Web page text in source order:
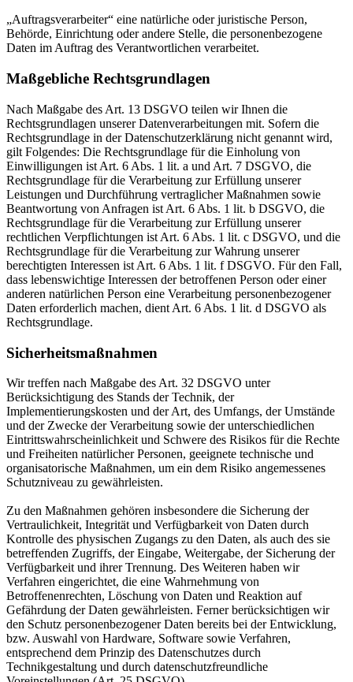
„Auftragsverarbeiter“ eine natürliche oder juristische Person,
Behörde, Einrichtung oder andere Stelle, die personenbezogene
Daten im Auftrag des Verantwortlichen verarbeitet.
Maßgebliche Rechtsgrundlagen
Nach Maßgabe des Art. 13 DSGVO teilen wir Ihnen die
Rechtsgrundlagen unserer Datenverarbeitungen mit. Sofern die
Rechtsgrundlage in der Datenschutzerklärung nicht genannt wird,
gilt Folgendes: Die Rechtsgrundlage für die Einholung von
Einwilligungen ist Art. 6 Abs. 1 lit. a und Art. 7 DSGVO, die
Rechtsgrundlage für die Verarbeitung zur Erfüllung unserer
Leistungen und Durchführung vertraglicher Maßnahmen sowie
Beantwortung von Anfragen ist Art. 6 Abs. 1 lit. b DSGVO, die
Rechtsgrundlage für die Verarbeitung zur Erfüllung unserer
rechtlichen Verpflichtungen ist Art. 6 Abs. 1 lit. c DSGVO, und die
Rechtsgrundlage für die Verarbeitung zur Wahrung unserer
berechtigten Interessen ist Art. 6 Abs. 1 lit. f DSGVO. Für den Fall,
dass lebenswichtige Interessen der betroffenen Person oder einer
anderen natürlichen Person eine Verarbeitung personenbezogener
Daten erforderlich machen, dient Art. 6 Abs. 1 lit. d DSGVO als
Rechtsgrundlage.
Sicherheitsmaßnahmen
Wir treffen nach Maßgabe des Art. 32 DSGVO unter
Berücksichtigung des Stands der Technik, der
Implementierungskosten und der Art, des Umfangs, der Umstände
und der Zwecke der Verarbeitung sowie der unterschiedlichen
Eintrittswahrscheinlichkeit und Schwere des Risikos für die Rechte
und Freiheiten natürlicher Personen, geeignete technische und
organisatorische Maßnahmen, um ein dem Risiko angemessenes
Schutzniveau zu gewährleisten.
Zu den Maßnahmen gehören insbesondere die Sicherung der
Vertraulichkeit, Integrität und Verfügbarkeit von Daten durch
Kontrolle des physischen Zugangs zu den Daten, als auch des sie
betreffenden Zugriffs, der Eingabe, Weitergabe, der Sicherung der
Verfügbarkeit und ihrer Trennung. Des Weiteren haben wir
Verfahren eingerichtet, die eine Wahrnehmung von
Betroffenenrechten, Löschung von Daten und Reaktion auf
Gefährdung der Daten gewährleisten. Ferner berücksichtigen wir
den Schutz personenbezogener Daten bereits bei der Entwicklung,
bzw. Auswahl von Hardware, Software sowie Verfahren,
entsprechend dem Prinzip des Datenschutzes durch
Technikgestaltung und durch datenschutzfreundliche